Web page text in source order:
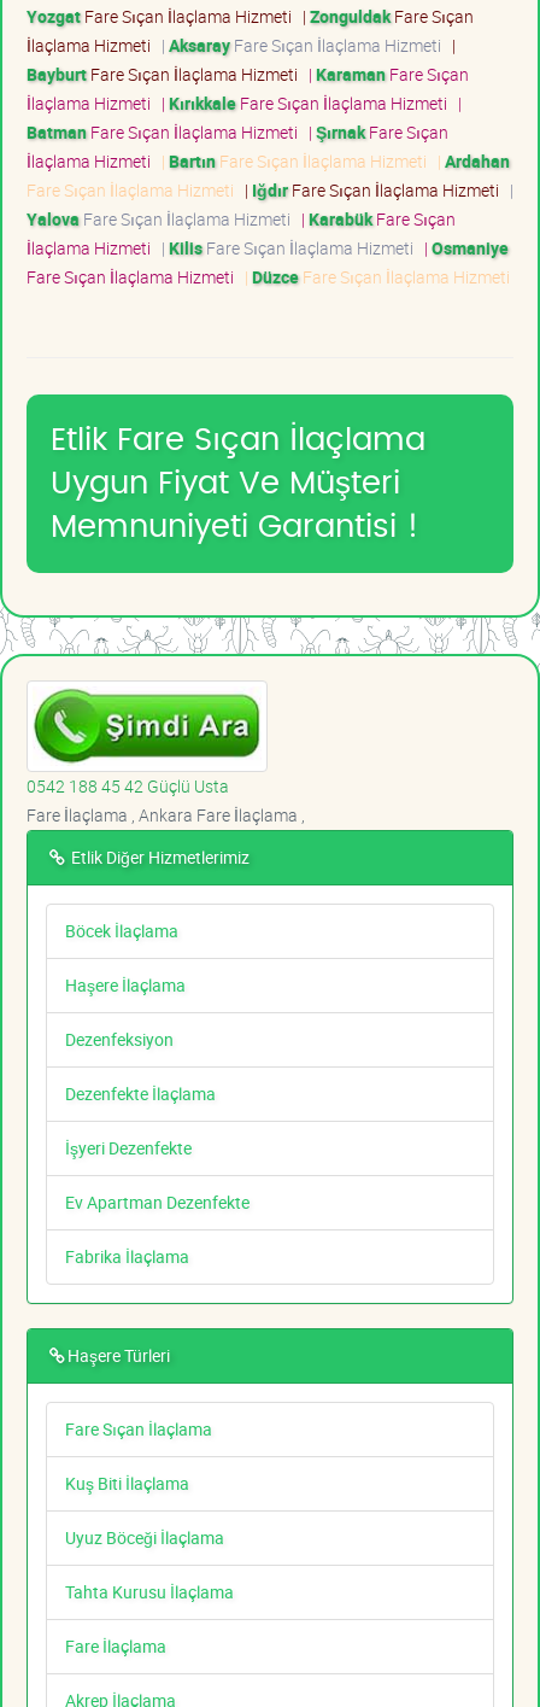
YozgatFare Sıçan İlaçlama Hizmeti | ZonguldakFare Sıçan
İlaçlama Hizmeti | AksarayFare Sıçan İlaçlama Hizmeti |
BayburtFare Sıçan İlaçlama Hizmeti | KaramanFare Sıçan
İlaçlama Hizmeti | KırıkkaleFare Sıçan İlaçlama Hizmeti |
BatmanFare Sıçan İlaçlama Hizmeti | ŞırnakFare Sıçan
İlaçlama Hizmeti | BartınFare Sıçan İlaçlama Hizmeti | Ardahan
Fare Sıçan İlaçlama Hizmeti | IğdırFare Sıçan İlaçlama Hizmeti |
Yalova Fare Sıçan İlaçlama Hizmeti | KarabükFare Sıçan
İlaçlama Hizmeti | KilisFare Sıçan İlaçlama Hizmeti | Osmaniye
Fare Sıçan İlaçlama Hizmeti | DüzceFare Sıçan İlaçlama Hizmeti
Etlik Fare Sıçan İlaçlama
Uygun Fiyat Ve Müşteri
Memnuniyeti Garantisi !
0542 188 45 42 Güçlü Usta
Fare İlaçlama , Ankara Fare İlaçlama ,
Etlik Diğer Hizmetlerimiz
Böcek İlaçlama
Haşere İlaçlama
Dezenfeksiyon
Dezenfekte İlaçlama
İşyeri Dezenfekte
Ev Apartman Dezenfekte
Fabrika İlaçlama
Haşere Türleri
Fare Sıçan İlaçlama
Kuş Biti İlaçlama
Uyuz Böceği İlaçlama
Tahta Kurusu İlaçlama
Fare İlaçlama
Akrep İlaçlama